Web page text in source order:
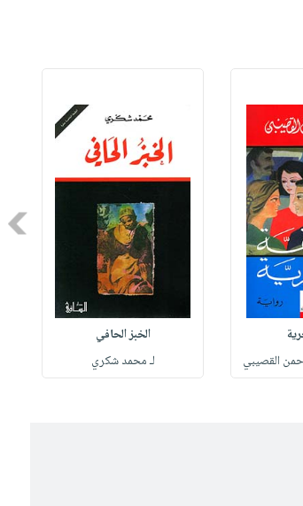
القصيبي
الخبز الحافي
لـ محمد شكري